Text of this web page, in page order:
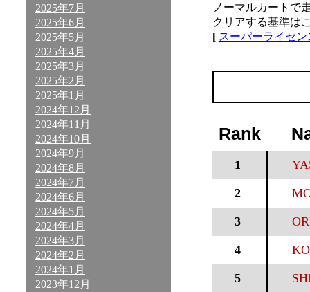
2025年7月
2025年6月
2025年5月
2025年4月
2025年3月
2025年2月
2025年1月
2024年12月
2024年11月
2024年10月
2024年9月
2024年8月
2024年7月
2024年6月
2024年5月
2024年4月
2024年3月
2024年2月
2024年1月
2023年12月
ノーマルカートで
クリアする基準は
[ スーパーライセ
Rank
1
2
3
4
5